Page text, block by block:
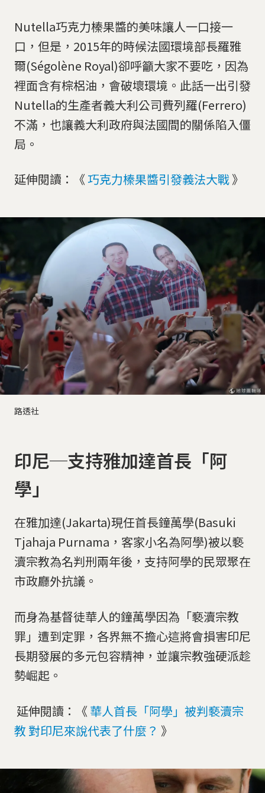
Nutella巧克力榛果醬的美味讓人一口接一
口，但是，2015年的時候法國環境部長羅雅
爾(Ségolène Royal)卻呼籲大家不要吃，因為
裡面含有棕梠油，會破壞環境。此話一出引發
Nutella的生產者義大利公司費列羅(Ferrero)
不滿，也讓義大利政府與法國間的關係陷入僵
局。
延伸閱讀：《 巧克力榛果醬引發義法大戰》
路透社
印尼─支持雅加達首長「阿
學」
在雅加達(Jakarta)現任首長鐘萬學(Basuki
Tjahaja Purnama，客家小名為阿學)被以褻
瀆宗教為名判刑兩年後，支持阿學的民眾聚在
市政廳外抗議。
而身為基督徒華人的鐘萬學因為「褻瀆宗教
罪」遭到定罪，各界無不擔心這將會損害印尼
長期發展的多元包容精神，並讓宗教強硬派趁
勢崛起。
延伸閱讀：《 華人首長「阿學」被判褻瀆宗
教 對印尼來說代表了什麼？ 》